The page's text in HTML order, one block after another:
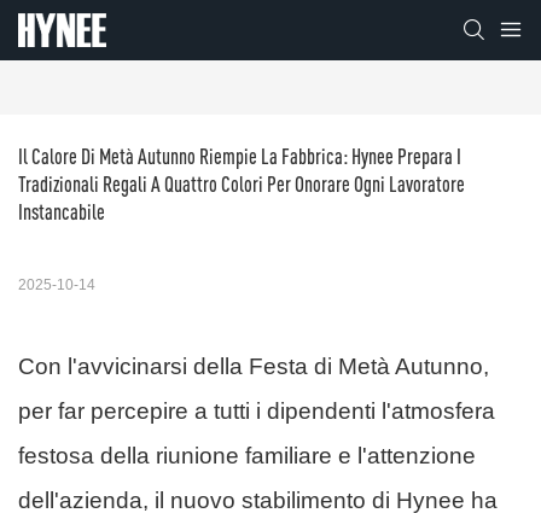
Il Calore Di Metà Autunno Riempie La Fabbrica: Hynee Prepara I
Tradizionali Regali A Quattro Colori Per Onorare Ogni Lavoratore
Instancabile
2025-10-14
Con l'avvicinarsi della Festa di Metà Autunno,
per far percepire a tutti i dipendenti l'atmosfera
festosa della riunione familiare e l'attenzione
dell'azienda, il nuovo stabilimento di Hynee ha